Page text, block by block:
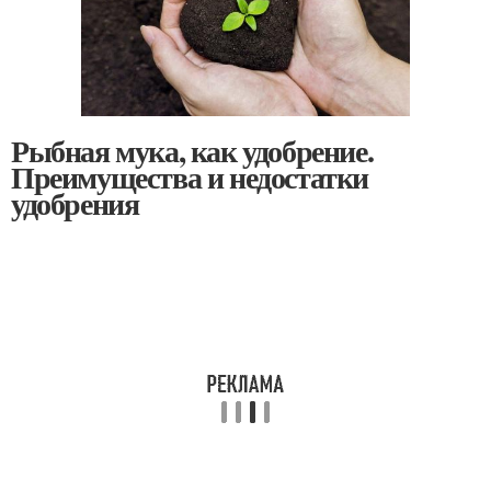
Рыбная мука, как удобрение.
Преимущества и недостатки
удобрения